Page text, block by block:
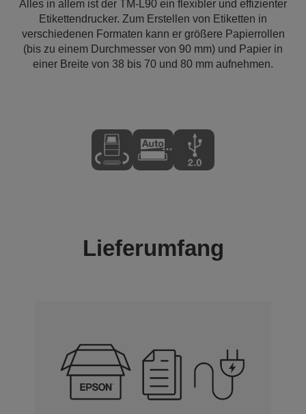
Alles in allem ist der TM-L90 ein flexibler und effizienter
Etikettendrucker. Zum Erstellen von Etiketten in
verschiedenen Formaten kann er größere Papierrollen
(bis zu einem Durchmesser von 90 mm) und Papier in
einer Breite von 38 bis 70 und 80 mm aufnehmen.
Lieferumfang